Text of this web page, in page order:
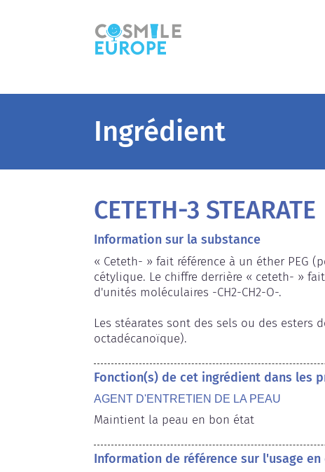
Ingrédient
CETETH-3 STEARATE
Information sur la substance
« Ceteth- » fait référence à un éther PEG
cétylique. Le chiffre derrière « ceteth- »
d'unités moléculaires -CH2-CH2-O-.
Les stéarates sont des sels ou des esters
octadécanoïque).
Fonction(s) de cet ingrédient dans les
AGENT D'ENTRETIEN DE LA PEAU
Maintient la peau en bon état
Information de référence sur l'usage